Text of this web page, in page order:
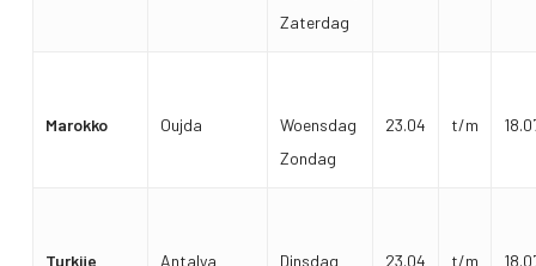
Zaterdag
Marokko Oujda
Woensdag
Zondag
23.04 t/m
Turkije Antalya
Dinsdag
23.04 t/m